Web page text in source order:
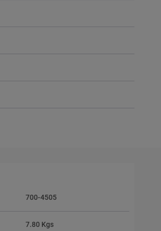
700-4505
7.80 Kgs